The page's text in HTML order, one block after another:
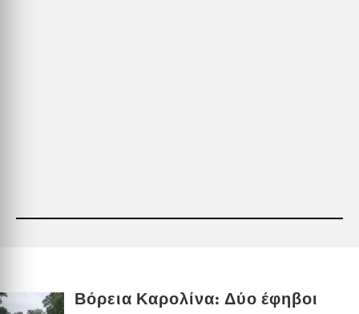
Βόρεια Καρολίνα: Δύο έφηβοι